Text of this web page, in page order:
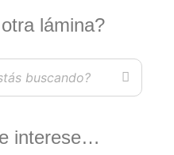
lámina?
interese…